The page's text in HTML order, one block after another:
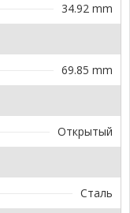
34.92 mm
69.85 mm
Открытый
Сталь